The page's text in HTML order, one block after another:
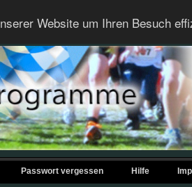
Website um Ihren Besuch
Passwort vergessen Hilfe